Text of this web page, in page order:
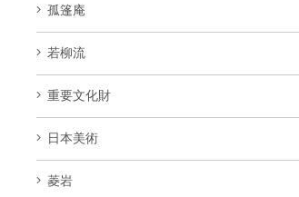
孤篷庵
若柳流
重要文化財
日本美術
菱岩